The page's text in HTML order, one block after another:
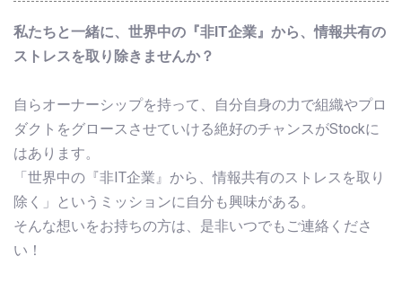
私たちと一緒に、世界中の『非IT企業』から、情報共有の
ストレスを取り除きませんか？
自らオーナーシップを持って、自分自身の力で組織やプロ
ダクトをグロースさせていける絶好のチャンスがStockに
はあります。
「世界中の『非IT企業』から、情報共有のストレスを取り
除く」というミッションに自分も興味がある。
そんな想いをお持ちの方は、是非いつでもご連絡くださ
い！